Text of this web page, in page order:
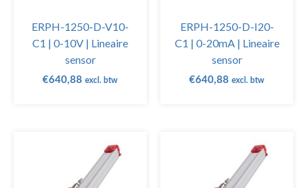
ERPH-1250-D-V10-
C1 | 0-10V | Lineaire
sensor
€640,88 excl. btw
ERPH-1250-D-I20-
C1 | 0-20mA | Lineaire
sensor
€640,88 excl. btw